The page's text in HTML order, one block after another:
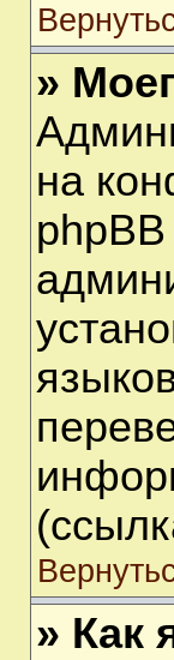
»
на
» Как